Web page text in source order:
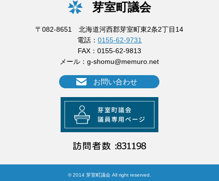
芽室町議会
〒082-8651 北海道河西郡芽室町東2条2丁目14
電話： 0155-62-9731
FAX：0155-62-9813
メール：g-shomu@memuro.net
お問い合わせ
© 2014 芽室町議会 All right reserved.